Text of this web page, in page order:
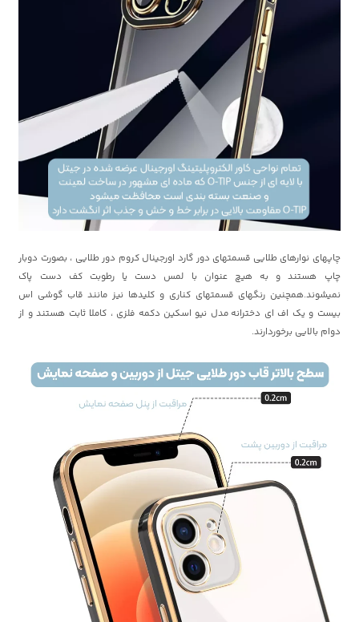
چاپهای نوارهای طلایی قسمتهای دور گارد اورجینال کروم دور طلایی ، بصورت دوبار
چاپ هستند و به هیچ عنوان با لمس دست یا رطوبت کف دست پاک
نمیشوند.همچنین رنگهای قسمتهای کناری و کلیدها نیز مانند قاب گوشی اس
بیست و یک اف ای دخترانه مدل نیو اسکین دکمه فلزی ، کاملا ثابت هستند و از
دوام بالایی برخوردارند.